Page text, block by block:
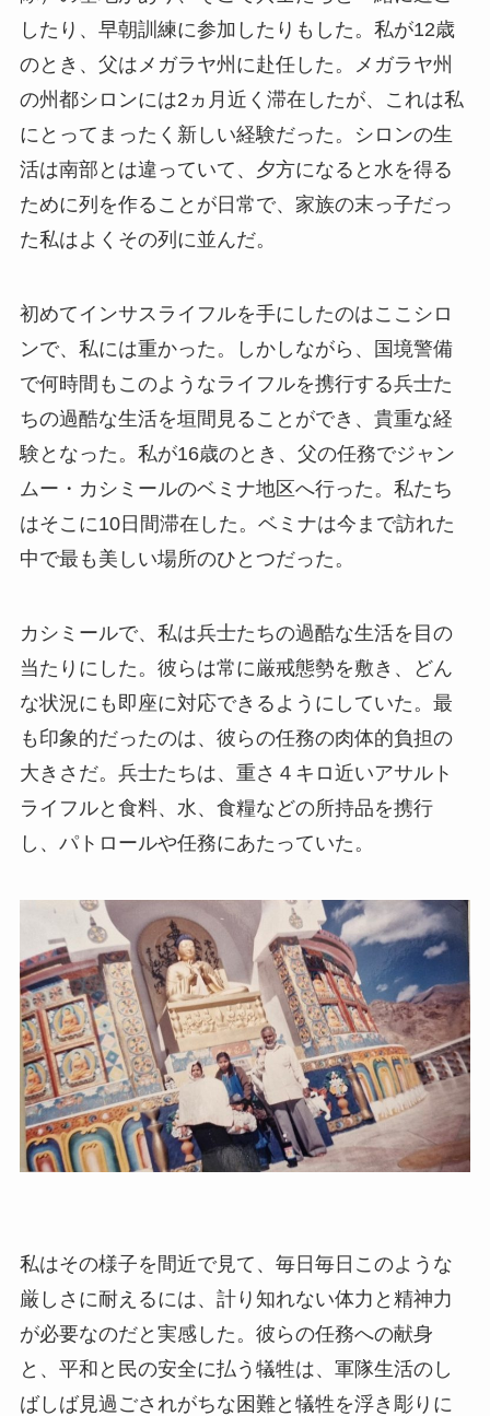
したり、早朝訓練に参加したりもした。私が12歳
のとき、父はメガラヤ州に赴任した。メガラヤ州
の州都シロンには2ヵ月近く滞在したが、これは私
にとってまったく新しい経験だった。シロンの生
活は南部とは違っていて、夕方になると水を得る
ために列を作ることが日常で、家族の末っ子だっ
た私はよくその列に並んだ。
初めてインサスライフルを手にしたのはここシロ
ンで、私には重かった。しかしながら、国境警備
で何時間もこのようなライフルを携行する兵士た
ちの過酷な生活を垣間見ることができ、貴重な経
験となった。私が16歳のとき、父の任務でジャン
ムー・カシミールのベミナ地区へ行った。私たち
はそこに10日間滞在した。ベミナは今まで訪れた
中で最も美しい場所のひとつだった。
カシミールで、私は兵士たちの過酷な生活を目の
当たりにした。彼らは常に厳戒態勢を敷き、どん
な状況にも即座に対応できるようにしていた。最
も印象的だったのは、彼らの任務の肉体的負担の
大きさだ。兵士たちは、重さ４キロ近いアサルト
ライフルと食料、水、食糧などの所持品を携行
し、パトロールや任務にあたっていた。
私はその様子を間近で見て、毎日毎日このような
厳しさに耐えるには、計り知れない体力と精神力
が必要なのだと実感した。彼らの任務への献身
と、平和と民の安全に払う犠牲は、軍隊生活のし
ばしば見過ごされがちな困難と犠牲を浮き彫りに